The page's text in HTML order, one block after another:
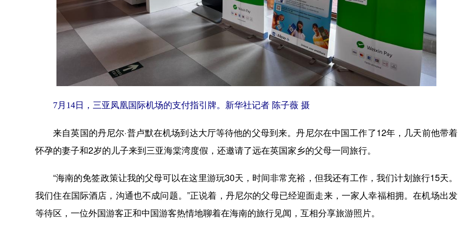
7月14日，三亚凤凰国际机场的支付指引牌。新华社记者 陈子薇 摄
来自英国的丹尼尔·普卢默在机场到达大厅等待他的父母到来。丹尼尔在中国工作了12年，几天前他带着
怀孕的妻子和2岁的儿子来到三亚海棠湾度假，还邀请了远在英国家乡的父母一同旅行。
“海南的免签政策让我的父母可以在这里游玩30天，时间非常充裕，但我还有工作，我们计划旅行15天。
我们住在国际酒店，沟通也不成问题。”正说着，丹尼尔的父母已经迎面走来，一家人幸福相拥。在机场出发
等待区，一位外国游客正和中国游客热情地聊着在海南的旅行见闻，互相分享旅游照片。